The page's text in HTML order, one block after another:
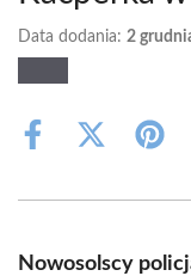
Data dodania: 2
Share
Share
(Twitter)
Nowosolscy